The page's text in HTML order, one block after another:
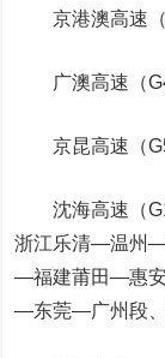
京港澳高速（
广澳高速（
京昆高速（
沈海高速（
浙江乐清—温州
—福建莆田—惠
—东莞—广州段、